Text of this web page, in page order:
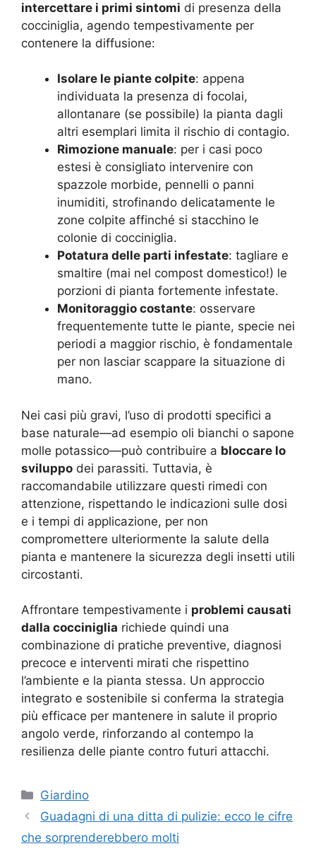
intercettare i primi sintomi di presenza della
cocciniglia, agendo tempestivamente per
contenere la diffusione:
Isolare le piante colpite: appena
individuata la presenza di focolai,
allontanare (se possibile) la pianta dagli
altri esemplari limita il rischio di contagio.
Rimozione manuale: per i casi poco
estesi è consigliato intervenire con
spazzole morbide, pennelli o panni
inumiditi, strofinando delicatamente le
zone colpite affinché si stacchino le
colonie di cocciniglia.
Potatura delle parti infestate: tagliare e
smaltire (mai nel compost domestico!) le
porzioni di pianta fortemente infestate.
Monitoraggio costante: osservare
frequentemente tutte le piante, specie nei
periodi a maggior rischio, è fondamentale
per non lasciar scappare la situazione di
mano.
Nei casi più gravi, l’uso di prodotti specifici a
base naturale—ad esempio oli bianchi o sapone
molle potassico—può contribuire a bloccare lo
sviluppo dei parassiti. Tuttavia, è
raccomandabile utilizzare questi rimedi con
attenzione, rispettando le indicazioni sulle dosi
e i tempi di applicazione, per non
compromettere ulteriormente la salute della
pianta e mantenere la sicurezza degli insetti utili
circostanti.
Affrontare tempestivamente i problemi causati
dalla cocciniglia richiede quindi una
combinazione di pratiche preventive, diagnosi
precoce e interventi mirati che rispettino
l’ambiente e la pianta stessa. Un approccio
integrato e sostenibile si conferma la strategia
più efficace per mantenere in salute il proprio
angolo verde, rinforzando al contempo la
resilienza delle piante contro futuri attacchi.
Categorie
Giardino
Guadagni di una ditta di pulizie: ecco le cifre
che sorprenderebbero molti